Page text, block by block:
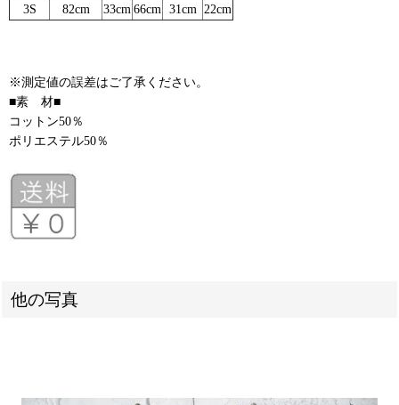
3S
82cm 33cm 66cm 31cm 22cm
※測定値の誤差はご了承ください。
■素 材■
コットン50％
ポリエステル50％
他の写真